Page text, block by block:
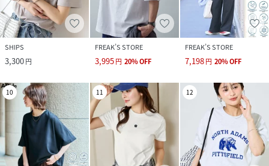
SHIPS
3,300円
FREAK’S STORE
3,995円 20%OFF
FREAK’S STORE
7,198円 20%OFF
10 11 12